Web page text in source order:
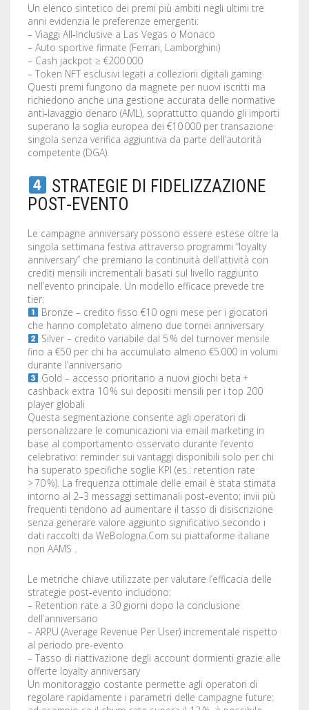
Un elenco sintetico dei premi più ambiti negli ultimi tre
anni evidenzia le preferenze emergenti:
– Viaggi All‑Inclusive a Las Vegas o Monaco
– Auto sportive firmate (Ferrari, Lamborghini)
– Cash jackpot ≥ €200 000
– Token NFT esclusivi legati a collezioni digitali gaming
Questi premi fungono da magnete per nuovi iscritti ma
richiedono anche una gestione accurata delle normative
anti‑lavaggio denaro (AML), soprattutto quando gli importi
superano la soglia europea dei €10 000 per transazione
singola senza verifica aggiuntiva da parte dell’autorità
competente (DGA).
STRATEGIE DI FIDELIZZAZIONE
POST‑EVENTO
Le campagne anniversary possono essere estese oltre la
singola settimana festiva attraverso programmi “loyalty
anniversary” che premiano la continuità dell’attività con
crediti mensili incrementali basati sul livello raggiunto
nell’evento principale. Un modello efficace prevede tre
tier:
Bronze – credito fisso €10 ogni mese per i giocatori
che hanno completato almeno due tornei anniversary
Silver – credito variabile dal 5 % del turnover mensile
fino a €50 per chi ha accumulato almeno €5 000 in volumi
durante l’anniversario
Gold – accesso prioritario a nuovi giochi beta +
cashback extra 10 % sui depositi mensili per i top 200
player globali
Questa segmentazione consente agli operatori di
personalizzare le comunicazioni via email marketing in
base al comportamento osservato durante l’evento
celebrativo: reminder sui vantaggi disponibili solo per chi
ha superato specifiche soglie KPI (es.: retention rate
> 70 %). La frequenza ottimale delle email è stata stimata
intorno al 2–3 messaggi settimanali post‑evento; invii più
frequenti tendono ad aumentare il tasso di disiscrizione
senza generare valore aggiunto significativo secondo i
dati raccolti da WeBologna.Com su piattaforme italiane
non AAMS .
Le metriche chiave utilizzate per valutare l’efficacia delle
strategie post‑evento includono:
– Retention rate a 30 giorni dopo la conclusione
dell’anniversario
– ARPU (Average Revenue Per User) incrementale rispetto
al periodo pre‑evento
– Tasso di riattivazione degli account dormienti grazie alle
offerte loyalty anniversary
Un monitoraggio costante permette agli operatori di
regolare rapidamente i parametri delle campagne future: